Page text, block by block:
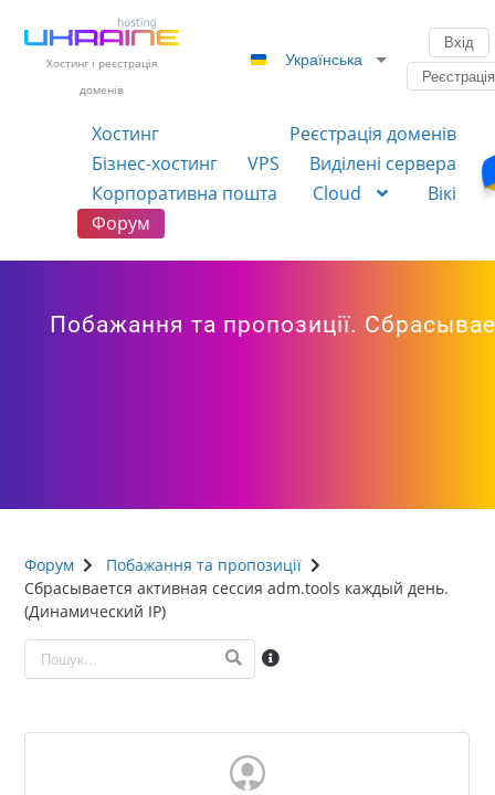
Хостинг і реєстрація
доменів
Українська
Вхід
Реєстрація
Хостинг
Реєстрація доменів
Бізнес-хостинг
VPS
Виділені сервера
Корпоративна пошта
Cloud
Вікі
Форум
Побажання та пропозиції.
Форум
Побажання та пропозиції
Сбрасывается активная сессия adm.tools каждый день.
(Динамический IP)